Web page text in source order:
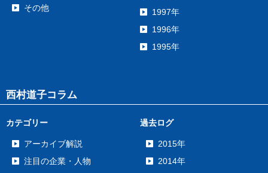
その他
1997年
1996年
1995年
西村道子コラム
カテゴリー
アーカイブ解説
注目の企業・人物
過去ログ
2015年
2014年